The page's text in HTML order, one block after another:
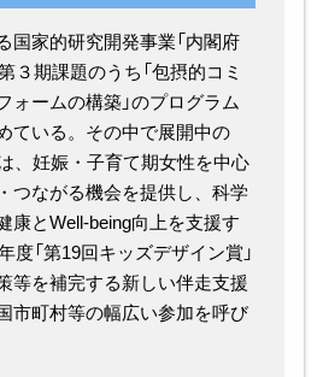
家的研究開発事業「内閣府
３期課題のうち「包摂的コミ
ォームの構築」のプログラム
ている。その中で展開中の
は、妊娠・子育て期女性を中心
つながる機会を提供し、科学
康とWell-being向上を支援す
度「第19回キッズデザイン賞」
等を補完する新しい伴走支援
市町村等の幅広い参加を呼び